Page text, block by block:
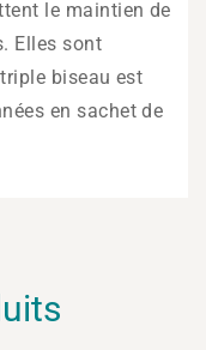
le maintien de
Elles sont
biseau est
en sachet de